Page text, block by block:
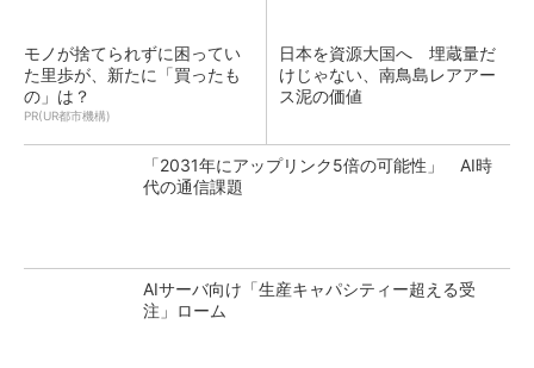
モノが捨てられずに困ってい
た里歩が、新たに「買ったも
の」は？
PR(UR都市機構)
日本を資源大国へ 埋蔵量だ
けじゃない、南鳥島レアアー
ス泥の価値
「2031年にアップリンク5倍の可能性」 AI時
代の通信課題
AIサーバ向け「生産キャパシティー超える受
注」ローム